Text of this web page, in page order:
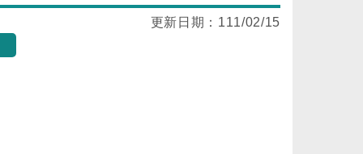
更新日期： 111/02/15